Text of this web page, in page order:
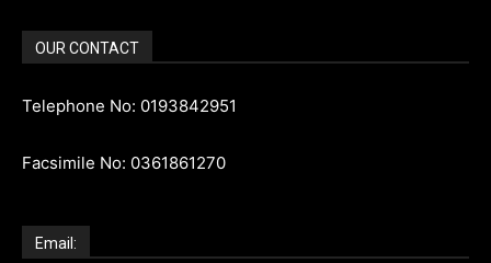
OUR CONTACT
Telephone No: 0193842951
Facsimile No: 0361861270
Email: